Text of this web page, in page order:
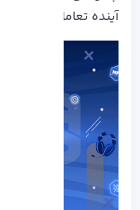
آینده‌ تعامل، مالکیت